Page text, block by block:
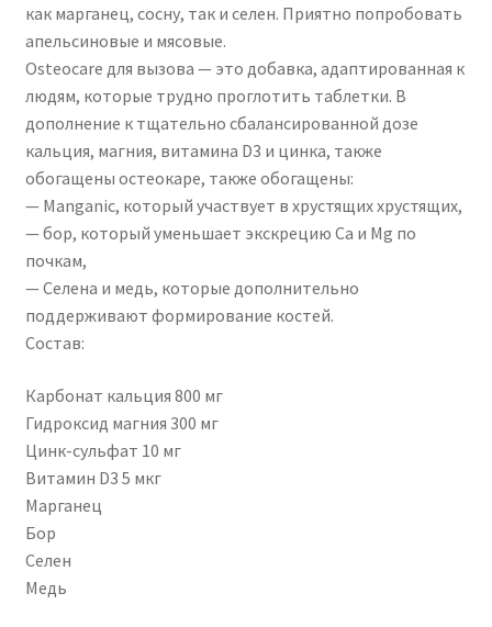
как марганец, сосну, так и селен. Приятно попробовать
апельсиновые и мясовые.
Osteocare для вызова — это добавка, адаптированная к
людям, которые трудно проглотить таблетки. В
дополнение к тщательно сбалансированной дозе
кальция, магния, витамина D3 и цинка, также
обогащены остеокаре, также обогащены:
— Manganic, который участвует в хрустящих хрустящих,
— бор, который уменьшает экскрецию Ca и Mg по
почкам,
— Селена и медь, которые дополнительно
поддерживают формирование костей.
Состав:
Карбонат кальция 800 мг
Гидроксид магния 300 мг
Цинк-сульфат 10 мг
Витамин D3 5 мкг
Марганец
Бор
Селен
Медь